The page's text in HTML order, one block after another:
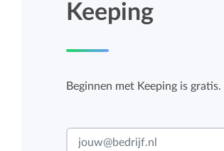
Keeping
Beginnen met Keeping is